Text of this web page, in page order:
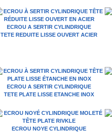
ECROU A SERTIR CYLINDRIQUE
TETE REDUITE LISSE OUVERT ACIER
ECROU A SERTIR CYLINDRIQUE
TETE PLATE LISSE ETANCHE INOX
ECROU NOYE CYLINDRIQUE